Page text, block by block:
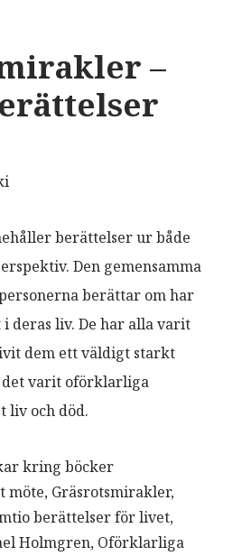
–
berättelser ur både
Den gemensamma
berättar om har
deras liv. De har alla varit
dem ett väldigt starkt
varit oförklarliga
liv och död.
kring böcker
möte, Gräsrotsmirakler,
berättelser för livet,
Holmgren, Oförklarliga